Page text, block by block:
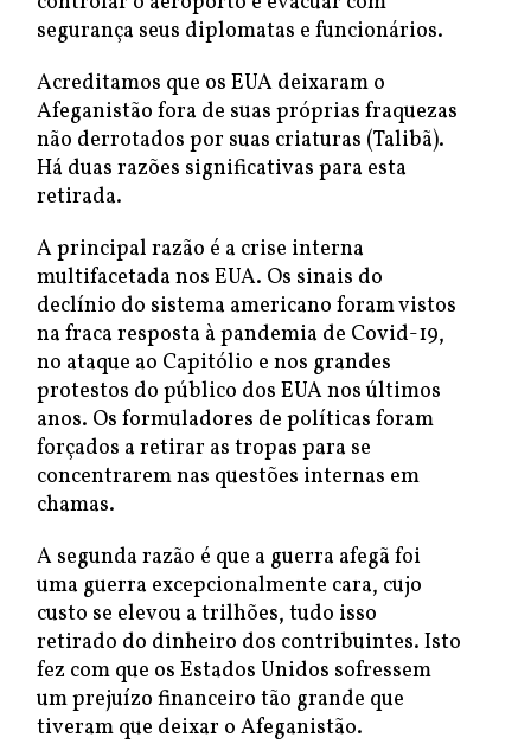
segurança seus diplomatas e funcionários.
Acreditamos que os EUA deixaram o
Afeganistão fora de suas próprias fraquezas
não derrotados por suas criaturas (Talibã).
Há duas razões significativas para esta
retirada.
A principal razão é a crise interna
multifacetada nos EUA. Os sinais do
declínio do sistema americano foram vistos
na fraca resposta à pandemia de Covid-19,
no ataque ao Capitólio e nos grandes
protestos do público dos EUA nos últimos
anos. Os formuladores de políticas foram
forçados a retirar as tropas para se
concentrarem nas questões internas em
chamas.
A segunda razão é que a guerra afegã foi
uma guerra excepcionalmente cara, cujo
custo se elevou a trilhões, tudo isso
retirado do dinheiro dos contribuintes. Isto
fez com que os Estados Unidos sofressem
um prejuízo financeiro tão grande que
tiveram que deixar o Afeganistão.